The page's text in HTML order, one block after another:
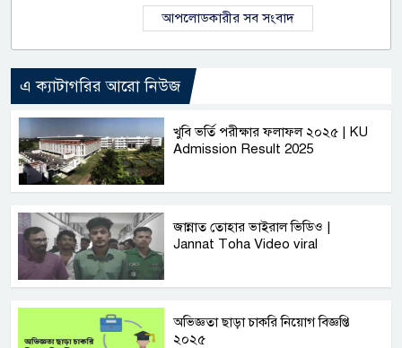
আপলোডকারীর সব সংবাদ
এ ক্যাটাগরির আরো নিউজ
খুবি ভর্তি পরীক্ষার ফলাফল ২০২৫ | KU
Admission Result 2025
জান্নাত তোহার ভাইরাল ভিডিও |
Jannat Toha Video viral
অভিজ্ঞতা ছাড়া চাকরি নিয়োগ বিজ্ঞপ্তি
২০২৫